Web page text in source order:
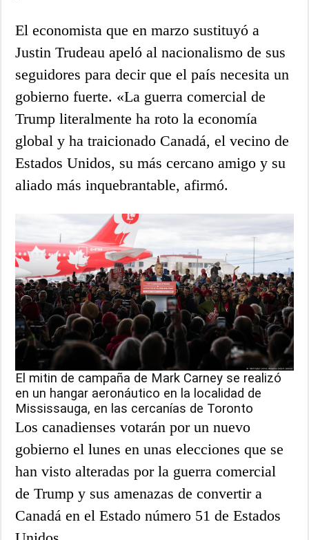
El economista que en marzo sustituyó a
Justin Trudeau apeló al nacionalismo de sus
seguidores para decir que el país necesita un
gobierno fuerte. «La guerra comercial de
Trump literalmente ha roto la economía
global y ha traicionado Canadá, el vecino de
Estados Unidos, su más cercano amigo y su
aliado más inquebrantable, afirmó.
El mitin de campaña de Mark Carney se realizó
en un hangar aeronáutico en la localidad de
Mississauga, en las cercanías de Toronto
Los canadienses votarán por un nuevo
gobierno el lunes en unas elecciones que se
han visto alteradas por la guerra comercial
de Trump y sus amenazas de convertir a
Canadá en el Estado número 51 de Estados